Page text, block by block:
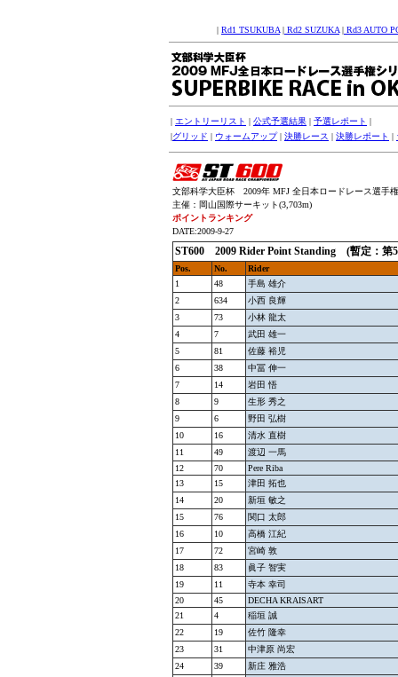
| Rd1 TSUKUBA | Rd2 SUZUKA | Rd3 AUTO
| エントリーリスト | 公式予選結果 | 予選レポート |
|グリッド | ウォームアップ| 決勝レース | 決勝レポート |
文部科学大臣杯 2009年 MFJ 全日本ロードレース選手
主催：岡山国際サーキット(3,703m)
ポイントランキング
DATE:2009-9-27
ST600 2009 Rider Point Standing (暫定：
Pos. No.
Rider
1
48
手島 雄介
2
634
小西 良輝
3
73
小林 龍太
4
7
武田 雄一
5
81
佐藤 裕児
6
38
中冨 伸一
7
14
岩田 悟
8
9
生形 秀之
9
6
野田 弘樹
10
16
清水 直樹
11
49
渡辺 一馬
12
70
Pere Riba
13
15
津田 拓也
14
20
新垣 敏之
15
76
関口 太郎
16
10
高橋 江紀
17
72
宮崎 敦
18
83
眞子 智実
19
11
寺本 幸司
20
45
DECHA KRAISART
21
4
稲垣 誠
22
19
佐竹 隆幸
23
31
中津原 尚宏
24
39
新庄 雅浩